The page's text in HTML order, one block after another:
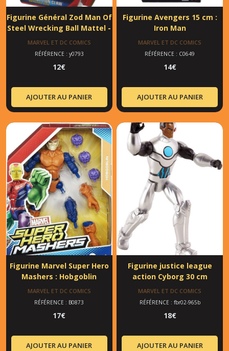
Figurine Général Zod Man Of
Steel Wrecking Ball Mattel -
MARVEL ET DC COMICS
RÉFÉRENCE : y0793
12€
AJOUTER AU PANIER
Figurine Avengers 15 cm :
Iron Man
MARVEL ET DC COMICS
RÉFÉRENCE : C0649
14€
AJOUTER AU PANIER
Figurine Marvel Super Hero
Mashers : Hobgoblin
MARVEL ET DC COMICS
RÉFÉRENCE : B0873
17€
AJOUTER AU PANIER
Figurine justice league
action Cyborg 30 cm
MARVEL ET DC COMICS
RÉFÉRENCE : fbr02-965b
18€
AJOUTER AU PANIER